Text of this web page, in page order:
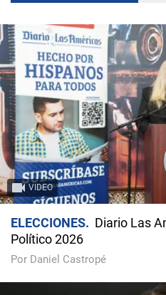
VIDEO
ELECCIONES
Diario Las
Político 2026
Por Daniel Castropé